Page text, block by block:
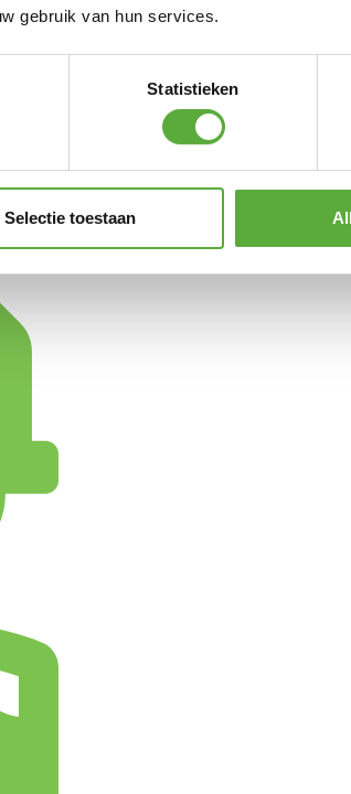
gebruik van hun services.
Statistieken
Selectie toestaan